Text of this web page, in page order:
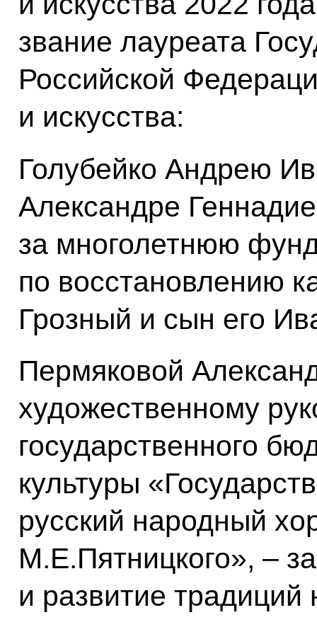
звание лауреата
Российской
и искусства:
Голубейко Андрею
Александре
за многолетнюю
по восстановлению
Грозный и сын его
Пермяковой
художественному
государственного
культуры
русский народный
М.Е.Пятницкого», –
и развитие традиций